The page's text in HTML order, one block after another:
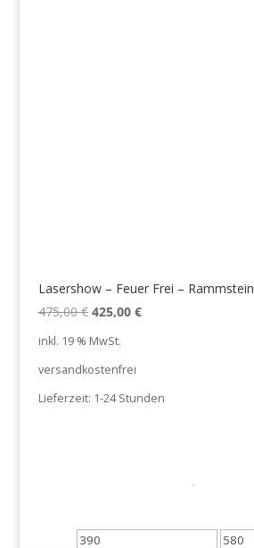
Lasershow – Feuer Frei – Rammstein
475,00€ Ursprünglicher
475,00 €
425,00 €Aktueller
inkl. 19 % MwSt.
versandkostenfrei
Lieferzeit: 1-24 Stunden
Min.
Max.